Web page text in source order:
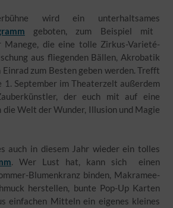
wird ein unterhaltsames
geboten, zum Beispiel mit
die eine tolle Zirkus-Varieté-
aus fliegenden Bällen, Akrobatik
Einrad zum Besten geben werden. Trefft
1. September im Theaterzelt außerdem
der euch mit auf eine
Welt der Wunder, Illusion und Magie
auch in diesem Jahr wieder ein tolles
. Wer Lust hat, kann sich einen
Blumenkranz binden, Makramee-
herstellen, bunte Pop-Up Karten
einfachen Mitteln ein eigenes kleines